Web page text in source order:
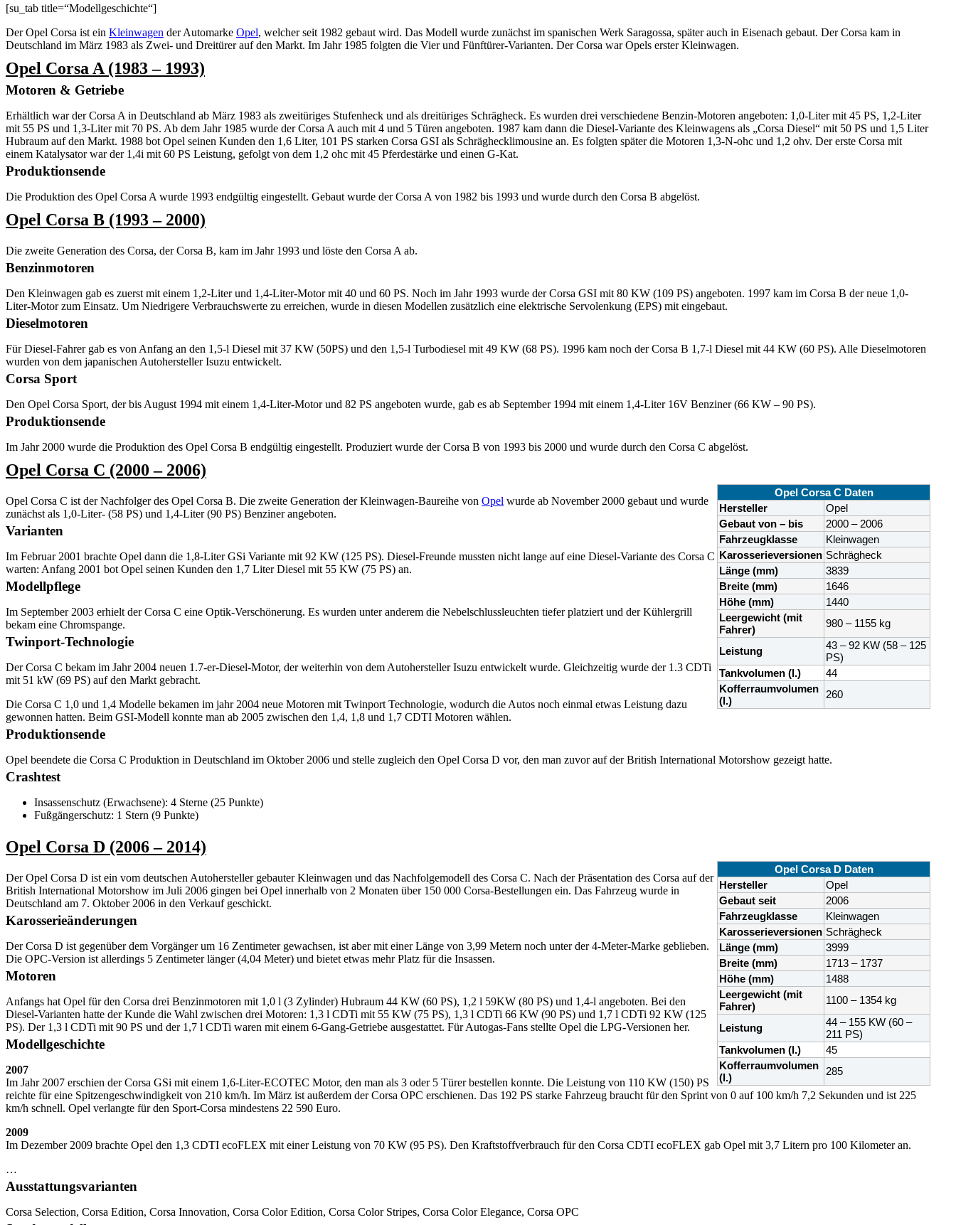
[su_tab title=“Modellgeschichte“]
Der Opel Corsa ist ein Kleinwagen der Automarke Opel, welcher seit 1982 gebaut wird. Das Modell wurde zunächst im spanischen Werk Saragossa, später auch in Eisenach gebaut. Der Corsa kam in
Deutschland im März 1983 als Zwei- und Dreitürer auf den Markt. Im Jahr 1985 folgten die Vier und Fünftürer-Varianten. Der Corsa war Opels erster Kleinwagen.
Opel Corsa A (1983 – 1993)
Motoren & Getriebe
Erhältlich war der Corsa A in Deutschland ab März 1983 als zweitüriges Stufenheck und als dreitüriges Schrägheck. Es wurden drei verschiedene Benzin-Motoren angeboten: 1,0-Liter mit 45 PS, 1,2-Liter
mit 55 PS und 1,3-Liter mit 70 PS. Ab dem Jahr 1985 wurde der Corsa A auch mit 4 und 5 Türen angeboten. 1987 kam dann die Diesel-Variante des Kleinwagens als „Corsa Diesel“ mit 50 PS und 1,5 Liter
Hubraum auf den Markt. 1988 bot Opel seinen Kunden den 1,6 Liter, 101 PS starken Corsa GSI als Schräghecklimousine an. Es folgten später die Motoren 1,3-N-ohc und 1,2 ohv. Der erste Corsa mit
einem Katalysator war der 1,4i mit 60 PS Leistung, gefolgt von dem 1,2 ohc mit 45 Pferdestärke und einen G-Kat.
Produktionsende
Die Produktion des Opel Corsa A wurde 1993 endgültig eingestellt. Gebaut wurde der Corsa A von 1982 bis 1993 und wurde durch den Corsa B abgelöst.
Opel Corsa B (1993 – 2000)
Die zweite Generation des Corsa, der Corsa B, kam im Jahr 1993 und löste den Corsa A ab.
Benzinmotoren
Den Kleinwagen gab es zuerst mit einem 1,2-Liter und 1,4-Liter-Motor mit 40 und 60 PS. Noch im Jahr 1993 wurde der Corsa GSI mit 80 KW (109 PS) angeboten. 1997 kam im Corsa B der neue 1,0-
Liter-Motor zum Einsatz. Um Niedrigere Verbrauchswerte zu erreichen, wurde in diesen Modellen zusätzlich eine elektrische Servolenkung (EPS) mit eingebaut.
Dieselmotoren
Für Diesel-Fahrer gab es von Anfang an den 1,5-l Diesel mit 37 KW (50PS) und den 1,5-l Turbodiesel mit 49 KW (68 PS). 1996 kam noch der Corsa B 1,7-l Diesel mit 44 KW (60 PS). Alle Dieselmotoren
wurden von dem japanischen Autohersteller Isuzu entwickelt.
Corsa Sport
Den Opel Corsa Sport, der bis August 1994 mit einem 1,4-Liter-Motor und 82 PS angeboten wurde, gab es ab September 1994 mit einem 1,4-Liter 16V Benziner (66 KW – 90 PS).
Produktionsende
Im Jahr 2000 wurde die Produktion des Opel Corsa B endgültig eingestellt. Produziert wurde der Corsa B von 1993 bis 2000 und wurde durch den Corsa C abgelöst.
Opel Corsa C (2000 – 2006)
Opel Corsa C Daten
Hersteller
Opel
Gebaut von – bis
2000 – 2006
Fahrzeugklasse
Kleinwagen
Karosserieversionen Schrägheck
Länge (mm)
3839
Breite (mm)
1646
Höhe (mm)
1440
Leergewicht (mit
Fahrer)
980 – 1155 kg
Leistung
43 – 92 KW (58 – 125
PS)
Tankvolumen (l.)
44
Kofferraumvolumen
(l.)
260
Opel Corsa C ist der Nachfolger des Opel Corsa B. Die zweite Generation der Kleinwagen-Baureihe von Opel wurde ab November 2000 gebaut und wurde
zunächst als 1,0-Liter- (58 PS) und 1,4-Liter (90 PS) Benziner angeboten.
Varianten
Im Februar 2001 brachte Opel dann die 1,8-Liter GSi Variante mit 92 KW (125 PS). Diesel-Freunde mussten nicht lange auf eine Diesel-Variante des Corsa C
warten: Anfang 2001 bot Opel seinen Kunden den 1,7 Liter Diesel mit 55 KW (75 PS) an.
Modellpflege
Im September 2003 erhielt der Corsa C eine Optik-Verschönerung. Es wurden unter anderem die Nebelschlussleuchten tiefer platziert und der Kühlergrill
bekam eine Chromspange.
Twinport-Technologie
Der Corsa C bekam im Jahr 2004 neuen 1.7-er-Diesel-Motor, der weiterhin von dem Autohersteller Isuzu entwickelt wurde. Gleichzeitig wurde der 1.3 CDTi
mit 51 kW (69 PS) auf den Markt gebracht.
Die Corsa C 1,0 und 1,4 Modelle bekamen im jahr 2004 neue Motoren mit Twinport Technologie, wodurch die Autos noch einmal etwas Leistung dazu
gewonnen hatten. Beim GSI-Modell konnte man ab 2005 zwischen den 1,4, 1,8 und 1,7 CDTI Motoren wählen.
Produktionsende
Opel beendete die Corsa C Produktion in Deutschland im Oktober 2006 und stelle zugleich den Opel Corsa D vor, den man zuvor auf der British International Motorshow gezeigt hatte.
Crashtest
Insassenschutz (Erwachsene): 4 Sterne (25 Punkte)
Fußgängerschutz: 1 Stern (9 Punkte)
Opel Corsa D (2006 – 2014)
Opel Corsa D Daten
Hersteller
Opel
Gebaut seit
2006
Fahrzeugklasse
Kleinwagen
Karosserieversionen Schrägheck
Länge (mm)
3999
Breite (mm)
1713 – 1737
Höhe (mm)
1488
Leergewicht (mit
Fahrer)
1100 – 1354 kg
Leistung
44 – 155 KW (60 –
211 PS)
Tankvolumen (l.)
45
Kofferraumvolumen
(l.)
285
Der Opel Corsa D ist ein vom deutschen Autohersteller gebauter Kleinwagen und das Nachfolgemodell des Corsa C. Nach der Präsentation des Corsa auf der
British International Motorshow im Juli 2006 gingen bei Opel innerhalb von 2 Monaten über 150 000 Corsa-Bestellungen ein. Das Fahrzeug wurde in
Deutschland am 7. Oktober 2006 in den Verkauf geschickt.
Karosserieänderungen
Der Corsa D ist gegenüber dem Vorgänger um 16 Zentimeter gewachsen, ist aber mit einer Länge von 3,99 Metern noch unter der 4-Meter-Marke geblieben.
Die OPC-Version ist allerdings 5 Zentimeter länger (4,04 Meter) und bietet etwas mehr Platz für die Insassen.
Motoren
Anfangs hat Opel für den Corsa drei Benzinmotoren mit 1,0 l (3 Zylinder) Hubraum 44 KW (60 PS), 1,2 l 59KW (80 PS) und 1,4-l angeboten. Bei den
Diesel-Varianten hatte der Kunde die Wahl zwischen drei Motoren: 1,3 l CDTi mit 55 KW (75 PS), 1,3 l CDTi 66 KW (90 PS) und 1,7 l CDTi 92 KW (125
PS). Der 1,3 l CDTi mit 90 PS und der 1,7 l CDTi waren mit einem 6-Gang-Getriebe ausgestattet. Für Autogas-Fans stellte Opel die LPG-Versionen her.
Modellgeschichte
2007
Im Jahr 2007 erschien der Corsa GSi mit einem 1,6-Liter-ECOTEC Motor, den man als 3 oder 5 Türer bestellen konnte. Die Leistung von 110 KW (150) PS
reichte für eine Spitzengeschwindigkeit von 210 km/h. Im März ist außerdem der Corsa OPC erschienen. Das 192 PS starke Fahrzeug braucht für den Sprint von 0 auf 100 km/h 7,2 Sekunden und ist 225
km/h schnell. Opel verlangte für den Sport-Corsa mindestens 22 590 Euro.
2009
Im Dezember 2009 brachte Opel den 1,3 CDTI ecoFLEX mit einer Leistung von 70 KW (95 PS). Den Kraftstoffverbrauch für den Corsa CDTI ecoFLEX gab Opel mit 3,7 Litern pro 100 Kilometer an.
…
Ausstattungsvarianten
Corsa Selection, Corsa Edition, Corsa Innovation, Corsa Color Edition, Corsa Color Stripes, Corsa Color Elegance, Corsa OPC